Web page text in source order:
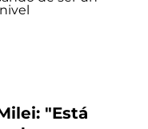
"Está